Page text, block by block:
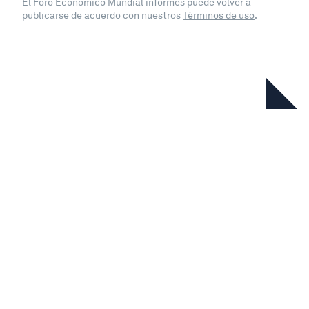
publicarse de acuerdo con nuestrosTérminos de uso.